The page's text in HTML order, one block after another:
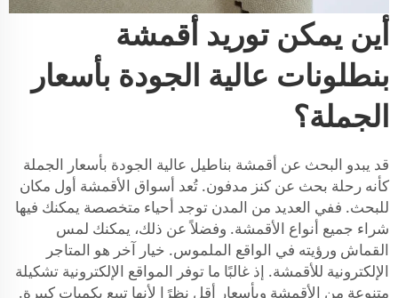
أين يمكن توريد أقمشة
بنطلونات عالية الجودة بأسعار
الجملة؟
قد يبدو البحث عن أقمشة بناطيل عالية الجودة بأسعار الجملة
كأنه رحلة بحث عن كنز مدفون. تُعد أسواق الأقمشة أول مكان
للبحث. ففي العديد من المدن توجد أحياء متخصصة يمكنك فيها
شراء جميع أنواع الأقمشة. وفضلاً عن ذلك، يمكنك لمس
القماش ورؤيته في الواقع الملموس. خيار آخر هو المتاجر
الإلكترونية للأقمشة. إذ غالبًا ما توفر المواقع الإلكترونية تشكيلة
متنوعة من الأقمشة وبأسعار أقل نظرًا لأنها تبيع بكميات كبيرة.